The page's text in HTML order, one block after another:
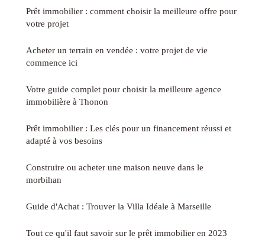
Prêt immobilier : comment choisir la meilleure offre pour
votre projet
Acheter un terrain en vendée : votre projet de vie
commence ici
Votre guide complet pour choisir la meilleure agence
immobilière à Thonon
Prêt immobilier : Les clés pour un financement réussi et
adapté à vos besoins
Construire ou acheter une maison neuve dans le
morbihan
Guide d'Achat : Trouver la Villa Idéale à Marseille
Tout ce qu'il faut savoir sur le prêt immobilier en 2023